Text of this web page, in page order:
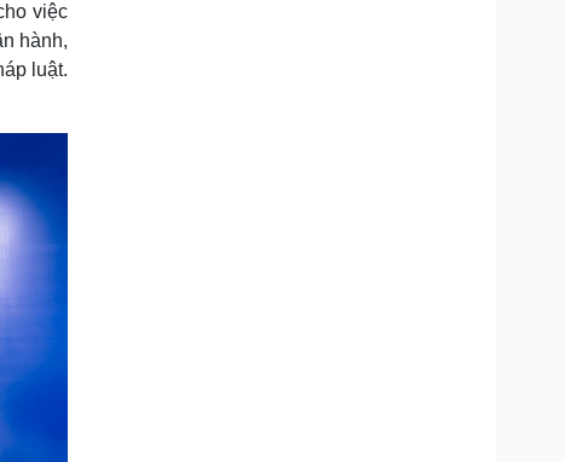
Du lịch
Tư vấn
Săn Tour
việc
hành,
luật.